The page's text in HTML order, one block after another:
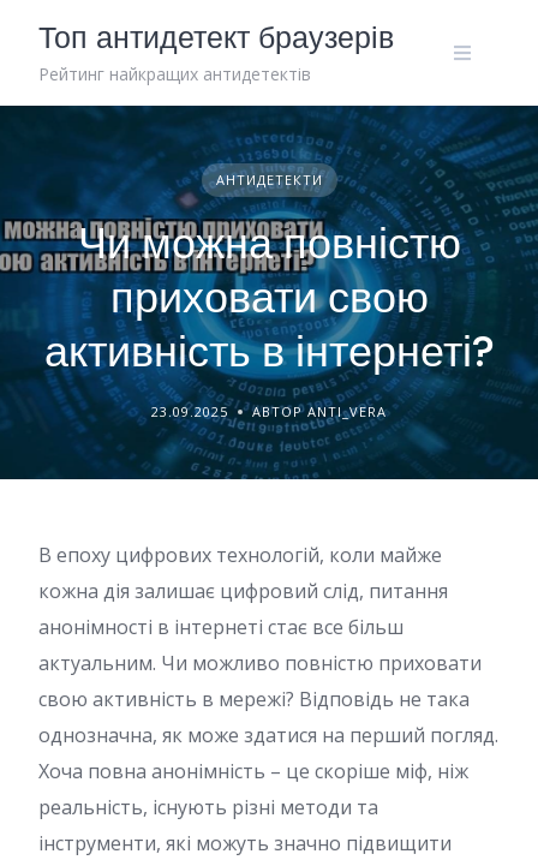
content
Топ антидетект браузерів
Рейтинг найкращих антидетектів
АНТИДЕТЕКТИ
Чи можна повністю
приховати свою
активність в інтернеті?
23.09.2025 АВТОР ANTI_VERA
В епоху цифрових технологій, коли майже
кожна дія залишає цифровий слід, питання
анонімності в інтернеті стає все більш
актуальним. Чи можливо повністю приховати
свою активність в мережі? Відповідь не така
однозначна, як може здатися на перший погляд.
Хоча повна анонімність – це скоріше міф, ніж
реальність, існують різні методи та
інструменти, які можуть значно підвищити